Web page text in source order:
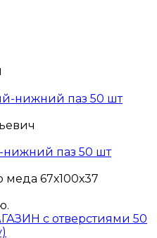
паз 50 шт
67х100х37